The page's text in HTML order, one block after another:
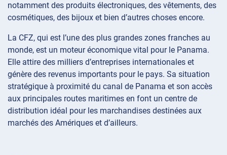
notamment des produits électroniques, des vêtements, des
cosmétiques, des bijoux et bien d’autres choses encore.
La CFZ, qui est l’une des plus grandes zones franches au
monde, est un moteur économique vital pour le Panama.
Elle attire des milliers d’entreprises internationales et
génère des revenus importants pour le pays. Sa situation
stratégique à proximité du canal de Panama et son accès
aux principales routes maritimes en font un centre de
distribution idéal pour les marchandises destinées aux
marchés des Amériques et d’ailleurs.